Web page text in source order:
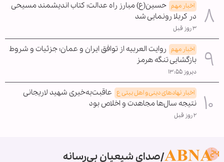
اخبار مهم حسین(ع) مبارز راه عدالت؛ کتاب اندیشمند مسیحی
در کربلا رونمایی شد
۳ روز قبل
اخبار مهم روایت العربیه از توافق ایران و عمان؛ جزئیات و شروط
بازگشایی تنگه هرمز
دیروز ۱۳:۵۵
اخبار نهادهای دینی و اهل بیتی ع عاقبت‌به‌خیری شهید لاریجانی
نتیجه سال‌ها مجاهدت و اخلاص بود
۲ روز قبل
صدای شیعیان بی‌رسانه